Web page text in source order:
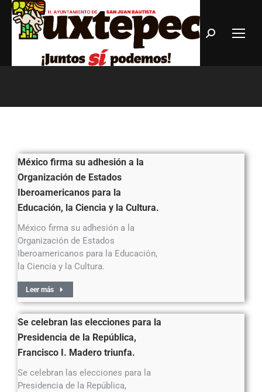
México firma su adhesión a la
Organización de Estados
Iberoamericanos para la
Educación, la Ciencia y la Cultura.
México firma su adhesión a la
Organización de Estados
Iberoamericanos para la Educación,
la Ciencia y la Cultura.
Leer más
Se celebran las elecciones para la
Presidencia de la República,
Francisco I. Madero triunfa.
Se celebran las elecciones para la
Presidencia de la República,